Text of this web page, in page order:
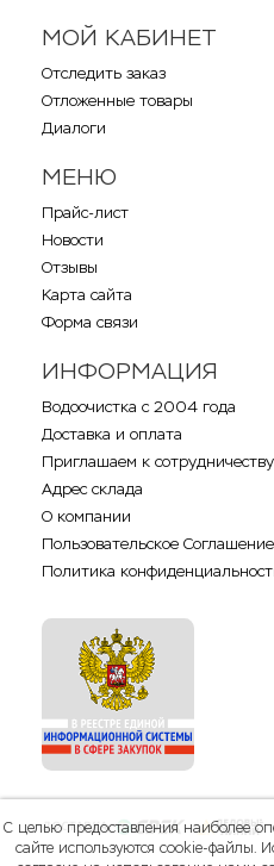
МОЙ КАБИНЕТ
Отследить заказ
Отложенные товары
Диалоги
МЕНЮ
Прайс-лист
Новости
Отзывы
Карта сайта
Форма связи
ИНФОРМАЦИЯ
Водоочистка с 2004 года
Доставка и оплата
Приглашаем к сотрудничеству
Адрес склада
О компании
Пользовательское Соглашение
Политика
С целью предоставления наиболее
сайте используются cookie-файлы.